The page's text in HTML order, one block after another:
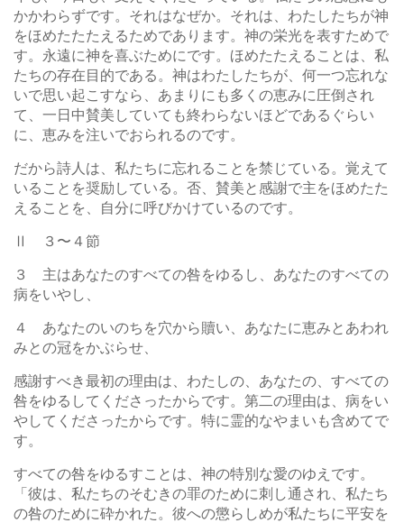
かかわらずです。それはなぜか。それは、わたしたちが神
をほめたたたえるためであります。神の栄光を表すためで
す。永遠に神を喜ぶためにです。ほめたたえることは、私
たちの存在目的である。神はわたしたちが、何一つ忘れな
いで思い起こすなら、あまりにも多くの恵みに圧倒され
て、一日中賛美していても終わらないほどであるぐらい
に、恵みを注いでおられるのです。
だから詩人は、私たちに忘れることを禁じている。覚えて
いることを奨励している。否、賛美と感謝で主をほめたた
えることを、自分に呼びかけているのです。
Ⅱ ３〜４節
３ 主はあなたのすべての咎をゆるし、あなたのすべての
病をいやし、
４ あなたのいのちを穴から贖い、あなたに恵みとあわれ
みとの冠をかぶらせ、
感謝すべき最初の理由は、わたしの、あなたの、すべての
咎をゆるしてくださったからです。第二の理由は、病をい
やしてくださったからです。特に霊的なやまいも含めてで
す。
すべての咎をゆるすことは、神の特別な愛のゆえです。
「彼は、私たちのそむきの罪のために刺し通され、私たち
の咎のために砕かれた。彼への懲らしめが私たちに平安を